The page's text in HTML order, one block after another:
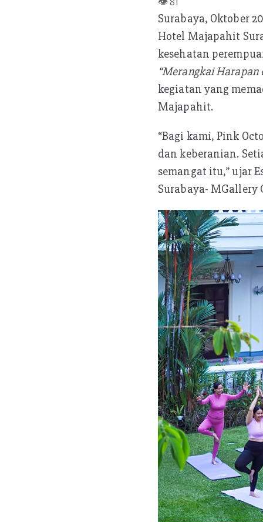
b
oo
k
itt
er
at
s
A
p
p
Surabaya, Oktober
Hotel Majapahit
kesehatan
“Merangkai
kegiatan yang
Majapahit.
“Bagi kami, Pink
dan keberanian.
semangat itu,” ujar
Surabaya- MGallery